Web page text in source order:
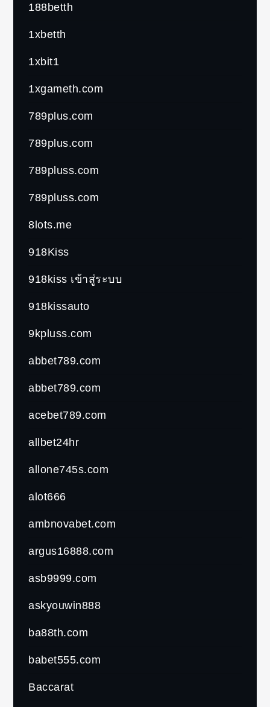
188betth
1xbetth
1xbit1
1xgameth.com
789plus.com
789plus.com
789pluss.com
789pluss.com
8lots.me
918Kiss
918kiss เข้าสู่ระบบ
918kissauto
9kpluss.com
abbet789.com
abbet789.com
acebet789.com
allbet24hr
allone745s.com
alot666
ambnovabet.com
argus16888.com
asb9999.com
askyouwin888
ba88th.com
babet555.com
Baccarat